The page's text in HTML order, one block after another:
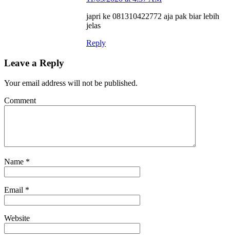
japri ke 081310422772 aja pak biar lebih
jelas
Reply
Leave a Reply
Your email address will not be published.
Comment
Name *
Email *
Website